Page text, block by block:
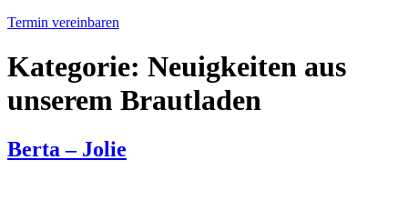
Termin vereinbaren
Kategorie: Neuigkeiten aus
unserem Brautladen
Berta – Jolie